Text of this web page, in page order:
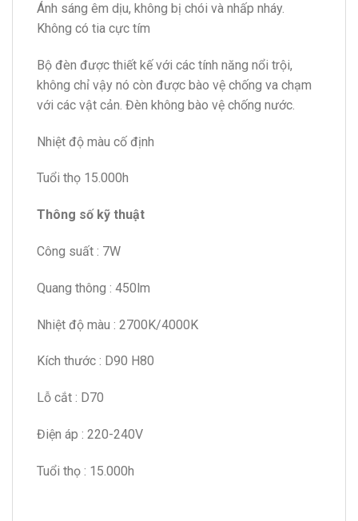
Ánh sáng êm dịu, không bị chói và nhấp nháy.
Không có tia cực tím
Bộ đèn được thiết kế với các tính năng nổi trội,
không chỉ vậy nó còn được bào vệ chống va chạm
với các vật cản. Đèn không bào vệ chống nước.
Nhiệt độ màu cố định
Tuổi thọ 15.000h
Thông số kỹ thuật
Công suất : 7W
Quang thông : 450lm
Nhiệt độ màu : 2700K/4000K
Kích thước : D90 H80
Lỗ cắt : D70
Điện áp : 220-240V
Tuổi thọ : 15.000h